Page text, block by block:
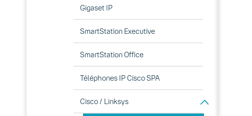
Gigaset IP
SmartStation Executive
SmartStation Office
Téléphones IP Cisco SPA
Cisco / Linksys